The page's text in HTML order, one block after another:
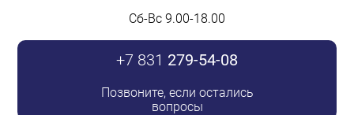
Сб-Вс 9.00-18.00
+7 831 279-54-08
Позвоните, если остались
вопросы